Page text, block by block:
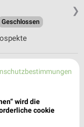
❯
Geschlossen
Schließt in 43 Min.
wird die
cookie